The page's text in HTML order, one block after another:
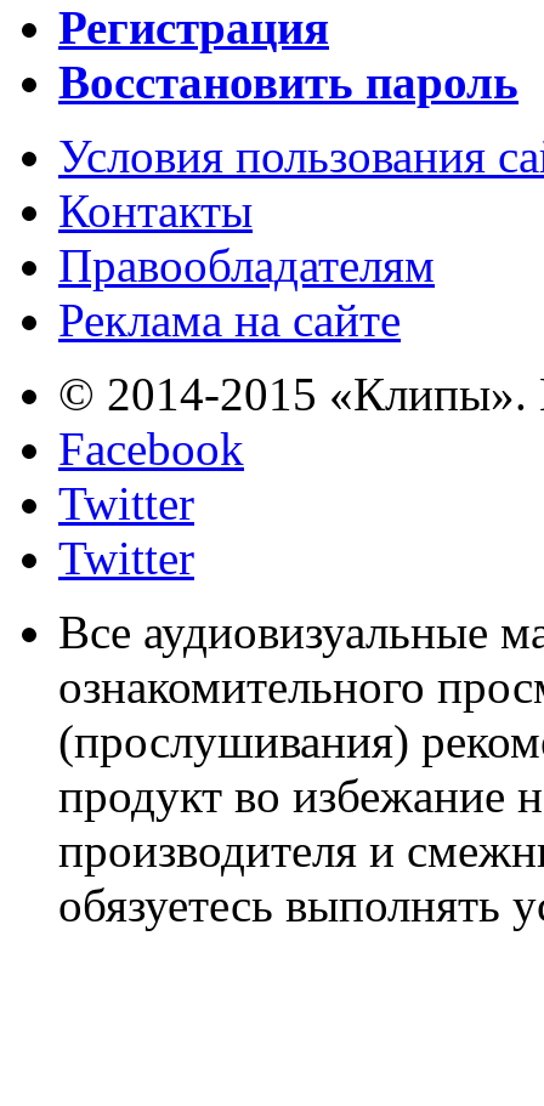
Регистрация
Восстановить пароль
Условия пользования
Контакты
Правообладателям
Реклама на сайте
© 2014-2015 «Клипы».
Facebook
Twitter
Twitter
Все аудиовизуальные
ознакомительного
(прослушивания)
продукт во избежание
производителя и
обязуетесь выполнять